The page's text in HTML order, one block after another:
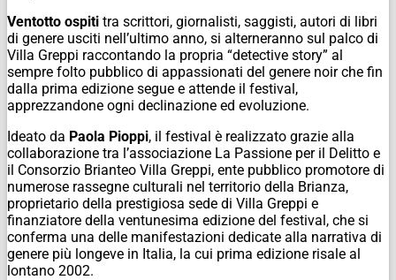
Ventotto ospiti tra scrittori, giornalisti, saggisti, autori di libri
di genere usciti nell’ultimo anno, si alterneranno sul palco di
Villa Greppi raccontando la propria “detective story” al
sempre folto pubblico di appassionati del genere noir che fin
dalla prima edizione segue e attende il festival,
apprezzandone ogni declinazione ed evoluzione.
Ideato da Paola Pioppi, il festival è realizzato grazie alla
collaborazione tra l’associazione La Passione per il Delitto e
il Consorzio Brianteo Villa Greppi, ente pubblico promotore di
numerose rassegne culturali nel territorio della Brianza,
proprietario della prestigiosa sede di Villa Greppi e
finanziatore della ventunesima edizione del festival, che si
conferma una delle manifestazioni dedicate alla narrativa di
genere più longeve in Italia, la cui prima edizione risale al
lontano 2002.